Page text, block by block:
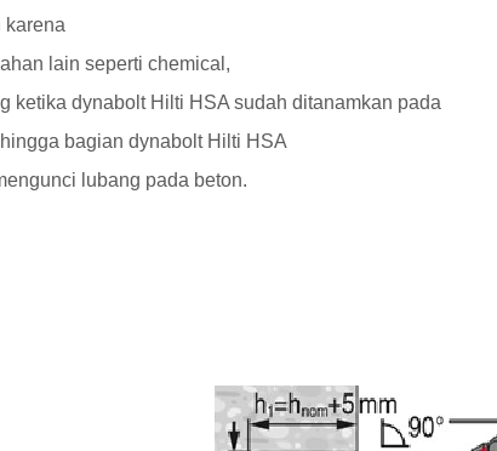
karena
lain seperti chemical,
ketika dynabolt Hilti HSA sudah ditanamkan pada
bagian dynabolt Hilti HSA
lubang pada beton.